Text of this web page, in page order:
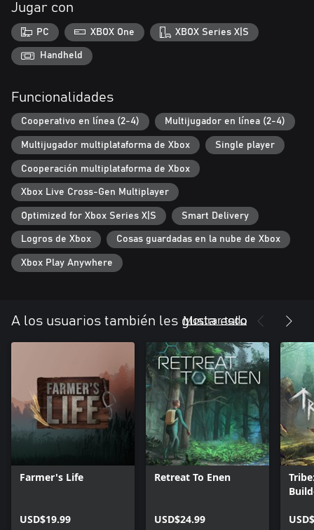
Jugar con
PC XBOX One XBOX Series X|S
Handheld
Funcionalidades
Cooperativo en línea (2-4) Multijugador en línea (2-4)
Multijugador multiplataforma de Xbox Single player
Cooperación multiplataforma de Xbox
Xbox Live Cross-Gen Multiplayer
Optimized for Xbox Series X|S Smart Delivery
Logros de Xbox Cosas guardadas en la nube de Xbox
Xbox Play Anywhere
A los usuarios también les gusta esto
Mostrar todo
Farmer's Life
USD$19.99
Retreat To Enen
USD$24.99